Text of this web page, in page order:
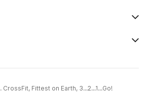
Fittest on Earth, 3...2...1...Go!